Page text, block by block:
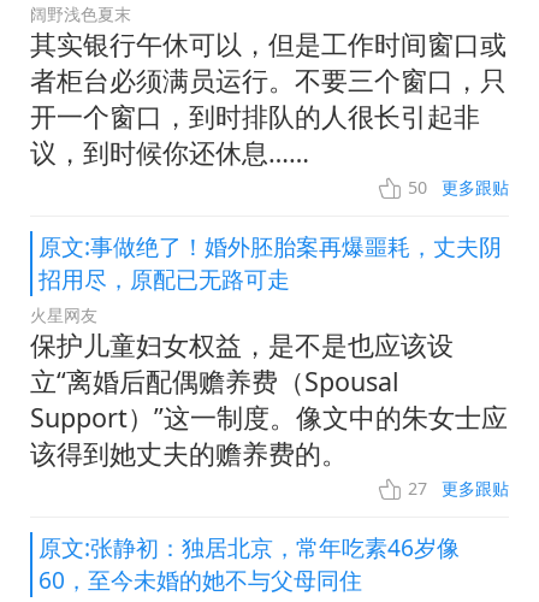
阔野浅色夏末
其实银行午休可以，但是工作时间窗口或
者柜台必须满员运行。不要三个窗口，只
开一个窗口，到时排队的人很长引起非
议，到时候你还休息……
50 更多跟贴
原文:事做绝了！婚外胚胎案再爆噩耗，丈夫阴
招用尽，原配已无路可走
火星网友
保护儿童妇女权益，是不是也应该设
立“离婚后配偶赡养费（Spousal
Support）”这一制度。像文中的朱女士应
该得到她丈夫的赡养费的。
27 更多跟贴
原文:张静初：独居北京，常年吃素46岁像
60，至今未婚的她不与父母同住